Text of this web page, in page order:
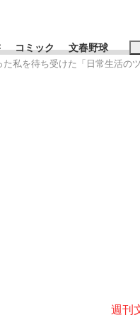
コミック 文春野球
私を待ち受けた「日常生活のツ
週刊